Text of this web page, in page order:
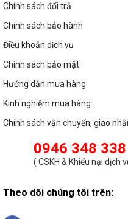
Chính sách đổi trả
Chính sách bảo hành
Điều khoản dịch vụ
Chính sách bảo mật
Hướng dẫn mua hàng
Kinh nghiệm mua hàng
Chính sách vận chuyển, giao
0946 348 338
( CSKH & Khiếu nại dịch
Theo dõi chúng tôi trên: